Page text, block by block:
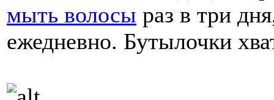
мыть волосы раз в три
ежедневно. Бутылочки